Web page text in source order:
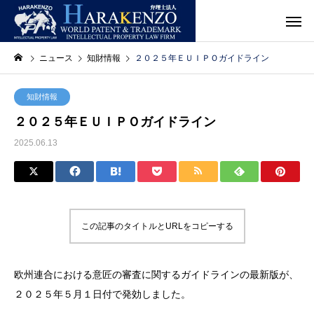
ニュース 知財情報 ２０２５年ＥＵＩＰＯガイドライン
知財情報
２０２５年ＥＵＩＰＯガイドライン
2025.06.13
この記事のタイトルとURLをコピーする
欧州連合における意匠の審査に関するガイドラインの最新版が、
２０２５年５月１日付で発効しました。